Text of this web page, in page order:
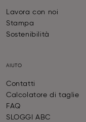
Lavora con noi
Stampa
Sostenibilità
AIUTO
Contatti
Calcolatore di taglie
FAQ
SLOGGI ABC